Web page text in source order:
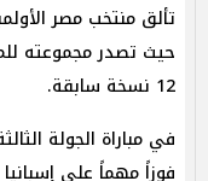
تألق منتخب مصر
حيث تصدر مجموعته
12 نسخة سابقة.
في مباراة الجولة